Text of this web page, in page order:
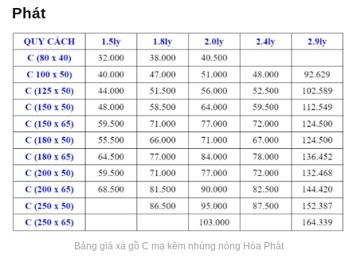
Phát
Bảng giá xà gồ C mạ kẽm nhúng nóng Hòa Phát